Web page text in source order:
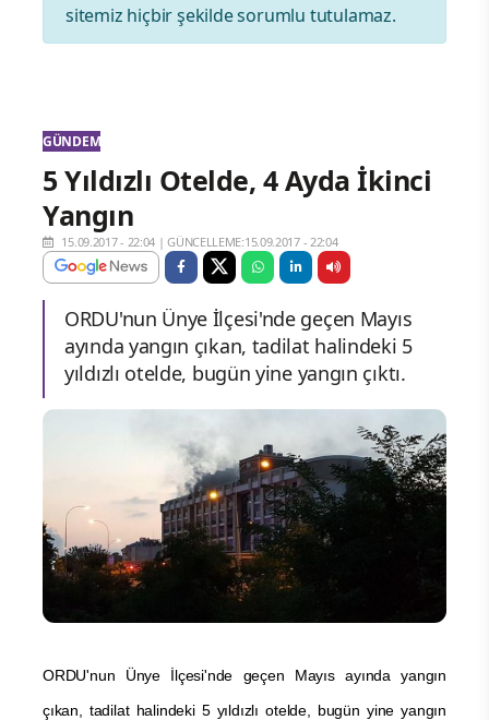
sitemiz hiçbir şekilde sorumlu tutulamaz.
GÜNDEM
5 Yıldızlı Otelde, 4 Ayda İkinci
Yangın
15.09.2017 - 22:04 |GÜNCELLEME:15.09.2017 - 22:04
ORDU'nun Ünye İlçesi'nde geçen Mayıs
ayında yangın çıkan, tadilat halindeki 5
yıldızlı otelde, bugün yine yangın çıktı.
ORDU'nun Ünye İlçesi'nde geçen Mayıs ayında yangın
çıkan, tadilat halindeki 5 yıldızlı otelde, bugün yine yangın